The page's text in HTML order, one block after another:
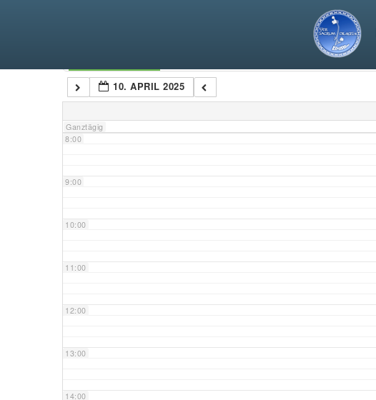
10. APRIL 2025
Ganztägig
7:00
8:00
9:00
10:00
11:00
12:00
13:00
14:00